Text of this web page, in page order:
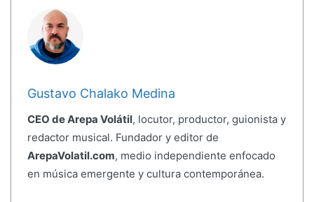
Gustavo Chalako Medina
CEO de Arepa Volátil, locutor, productor, guionista y
redactor musical. Fundador y editor de
ArepaVolatil.com, medio independiente enfocado
en música emergente y cultura contemporánea.